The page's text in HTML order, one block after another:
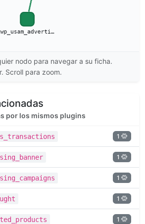
nodo para navegar a su ficha.
Scroll para zoom.
por los mismos plugins
1
1
1
1
1